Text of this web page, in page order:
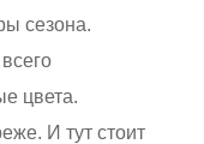
сезона.
цвета.
И тут стоит